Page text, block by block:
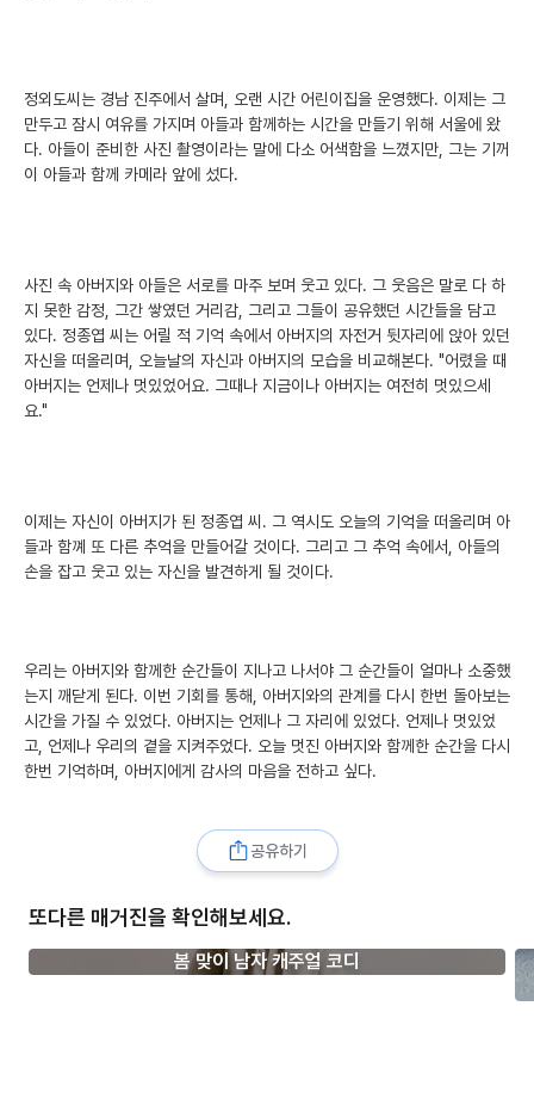
정외도씨는 경남 진주에서 살며, 오랜 시간 어린이집을 운영했다. 이제는 그
만두고 잠시 여유를 가지며 아들과 함께하는 시간을 만들기 위해 서울에 왔
다. 아들이 준비한 사진 촬영이라는 말에 다소 어색함을 느꼈지만, 그는 기꺼
이 아들과 함께 카메라 앞에 섰다.
사진 속 아버지와 아들은 서로를 마주 보며 웃고 있다. 그 웃음은 말로 다 하
지 못한 감정, 그간 쌓였던 거리감, 그리고 그들이 공유했던 시간들을 담고
있다. 정종엽 씨는 어릴 적 기억 속에서 아버지의 자전거 뒷자리에 앉아 있던
자신을 떠올리며, 오늘날의 자신과 아버지의 모습을 비교해본다. "어렸을 때
아버지는 언제나 멋있었어요. 그때나 지금이나 아버지는 여전히 멋있으세
요."
이제는 자신이 아버지가 된 정종엽 씨. 그 역시도 오늘의 기억을 떠올리며 아
들과 함꼐 또 다른 추억을 만들어갈 것이다. 그리고 그 추억 속에서, 아들의
손을 잡고 웃고 있는 자신을 발견하게 될 것이다.
우리는 아버지와 함께한 순간들이 지나고 나서야 그 순간들이 얼마나 소중했
는지 깨닫게 된다. 이번 기회를 통해, 아버지와의 관계를 다시 한번 돌아보는
시간을 가질 수 있었다. 아버지는 언제나 그 자리에 있었다. 언제나 멋있었
고, 언제나 우리의 곁을 지켜주었다. 오늘 멋진 아버지와 함께한 순간을 다시
한번 기억하며, 아버지에게 감사의 마음을 전하고 싶다.
공유하기
또다른 매거진을 확인해보세요.
봄 맞이 남자 캐주얼 코디